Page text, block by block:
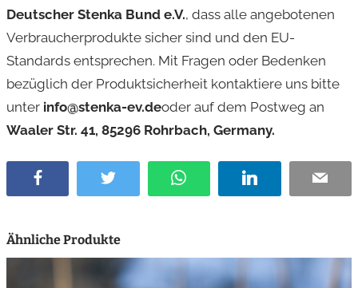
g
e
Deutscher Stenka Bund e.V., dass alle angebotenen
Verbraucherprodukte sicher sind und den EU-
Standards entsprechen. Mit Fragen oder Bedenken
bezüglich der Produktsicherheit kontaktiere uns bitte
unter info@stenka-ev.deoder auf dem Postweg an
Waaler Str. 41, 85296 Rohrbach, Germany.
Twitter WhatsApp LinkedIn Email
Ähnliche Produkte